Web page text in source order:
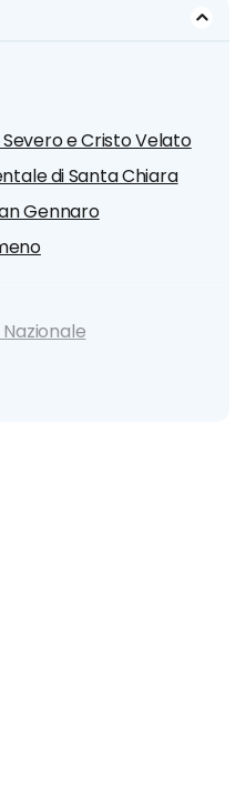
e Cristo Velato
di Santa Chiara
Gennaro